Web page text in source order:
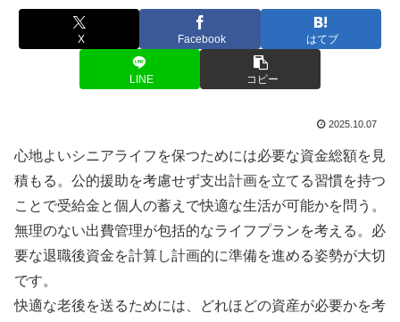
X Facebook はてブ
LINE コピー
2025.10.07
心地よいシニアライフを保つためには必要な資金総額を見
積もる。公的援助を考慮せず支出計画を立てる習慣を持つ
ことで受給金と個人の蓄えで快適な生活が可能かを問う。
無理のない出費管理が包括的なライフプランを考える。必
要な退職後資金を計算し計画的に準備を進める姿勢が大切
です。
快適な老後を送るためには、どれほどの資産が必要かを考